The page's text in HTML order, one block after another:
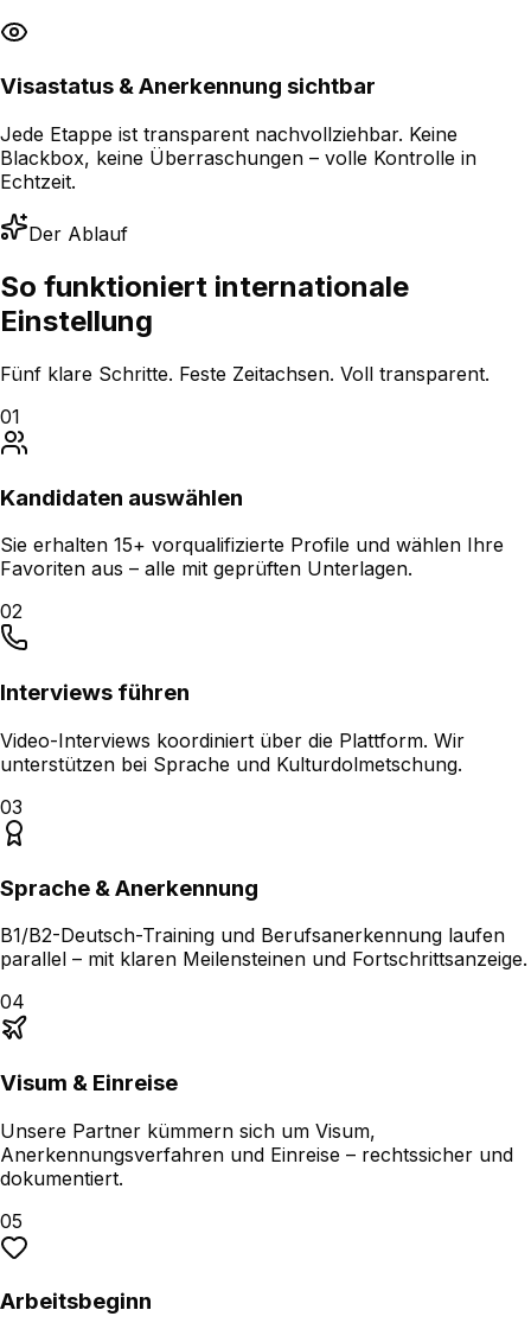
Visastatus & Anerkennung sichtbar
Jede Etappe ist transparent nachvollziehbar. Keine
Blackbox, keine Überraschungen – volle Kontrolle in
Echtzeit.
Der Ablauf
So funktioniert internationale
Einstellung
Fünf klare Schritte. Feste Zeitachsen. Voll transparent.
01
Kandidaten auswählen
Sie erhalten 15+ vorqualifizierte Profile und wählen Ihre
Favoriten aus – alle mit geprüften Unterlagen.
02
Interviews führen
Video-Interviews koordiniert über die Plattform. Wir
unterstützen bei Sprache und Kulturdolmetschung.
03
Sprache & Anerkennung
B1/B2-Deutsch-Training und Berufsanerkennung laufen
parallel – mit klaren Meilensteinen und Fortschrittsanzeige.
04
Visum & Einreise
Unsere Partner kümmern sich um Visum,
Anerkennungsverfahren und Einreise – rechtssicher und
dokumentiert.
05
Arbeitsbeginn